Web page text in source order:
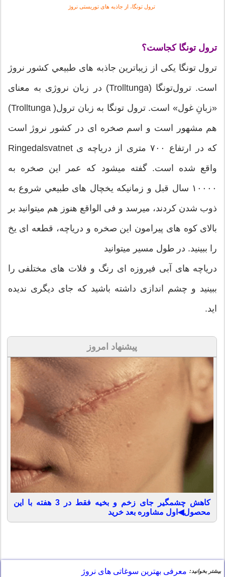
ترول تونگا، از جاذبه های توریستی نروژ
ترول تونگا کجاست؟
ترول تونگا یکی از زیباترین جاذبه های طبيعي کشور نروژ
است. ترول‌تونگا (Trolltunga) در زبان نروژی به معنای
«زبانِ غول» است. ترول تونگا به زبان ترول( Trolltunga)
هم مشهور است و اسم صخره ای در کشور نروژ است
که در ارتفاع ۷۰۰ متری از دریاچه ی Ringedalsvatnet
واقع شده است. گفته ميشود که عمر این صخره به
۱۰۰۰۰ سال قبل و زمانیکه یخچال های طبيعي شروع به
ذوب شدن کردند، میرسد و فی الواقع هنوز هم میتوانید بر
بالای کوه های پیرامون این صخره و دریاچه، قطعه ای یخ
را ببینید. در طول مسیر میتوانید
دریاچه های آبی فیروزه ای رنگ و فلات های مختلفی را
ببینید و چشم اندازی داشته باشید که جای دیگری ندیده
اید.
پیشنهاد امروز
کاهش چشمگیر جای زخم و بخیه فقط در 3 هفته با این
محصول◀اول مشاوره بعد خرید
بیشتر بخوانید: معرفی بهترین سوغاتی های نروژ